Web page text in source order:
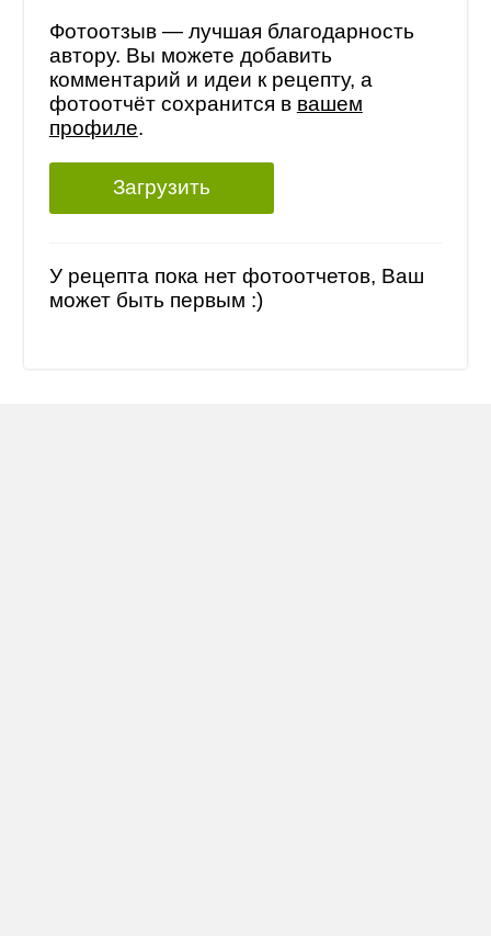
Фотоотзыв — лучшая благодарность
автору. Вы можете добавить
комментарий и идеи к рецепту, а
фотоотчёт сохранится в вашем
профиле.
Загрузить
У рецепта пока нет фотоотчетов, Ваш
может быть первым :)